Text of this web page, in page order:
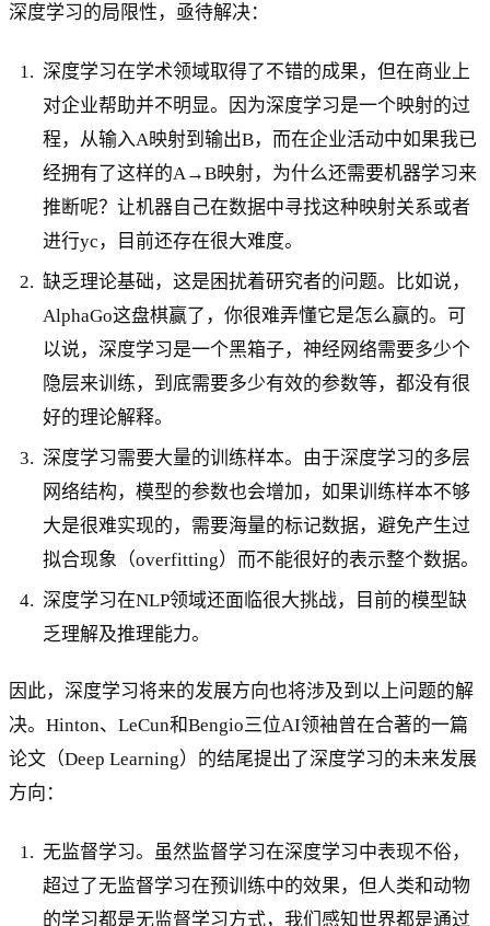
深度学习的局限性，亟待解决：
深度学习在学术领域取得了不错的成果，但在商业上
对企业帮助并不明显。因为深度学习是一个映射的过
程，从输入A映射到输出B，而在企业活动中如果我已
经拥有了这样的A→B映射，为什么还需要机器学习来
推断呢？让机器自己在数据中寻找这种映射关系或者
进行yc，目前还存在很大难度。
缺乏理论基础，这是困扰着研究者的问题。比如说，
AlphaGo这盘棋赢了，你很难弄懂它是怎么赢的。可
以说，深度学习是一个黑箱子，神经网络需要多少个
隐层来训练，到底需要多少有效的参数等，都没有很
好的理论解释。
深度学习需要大量的训练样本。由于深度学习的多层
网络结构，模型的参数也会增加，如果训练样本不够
大是很难实现的，需要海量的标记数据，避免产生过
拟合现象（overfitting）而不能很好的表示整个数据。
深度学习在NLP领域还面临很大挑战，目前的模型缺
乏理解及推理能力。
因此，深度学习将来的发展方向也将涉及到以上问题的解
决。Hinton、LeCun和Bengio三位AI领袖曾在合著的一篇
论文（Deep Learning）的结尾提出了深度学习的未来发展
方向：
无监督学习。虽然监督学习在深度学习中表现不俗，
超过了无监督学习在预训练中的效果，但人类和动物
的学习都是无监督学习方式，我们感知世界都是通过